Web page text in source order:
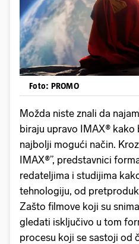
Foto: PROMO
Možda niste znali da
biraju upravo IMAX® kako
najbolji mogući način.
IMAX®”, predstavnici
redateljima i studijima
tehnologiju, od
Zašto filmove koji su
gledati isključivo u tom
procesu koji se sastoji od